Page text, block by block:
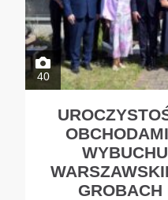
40
GROBACH